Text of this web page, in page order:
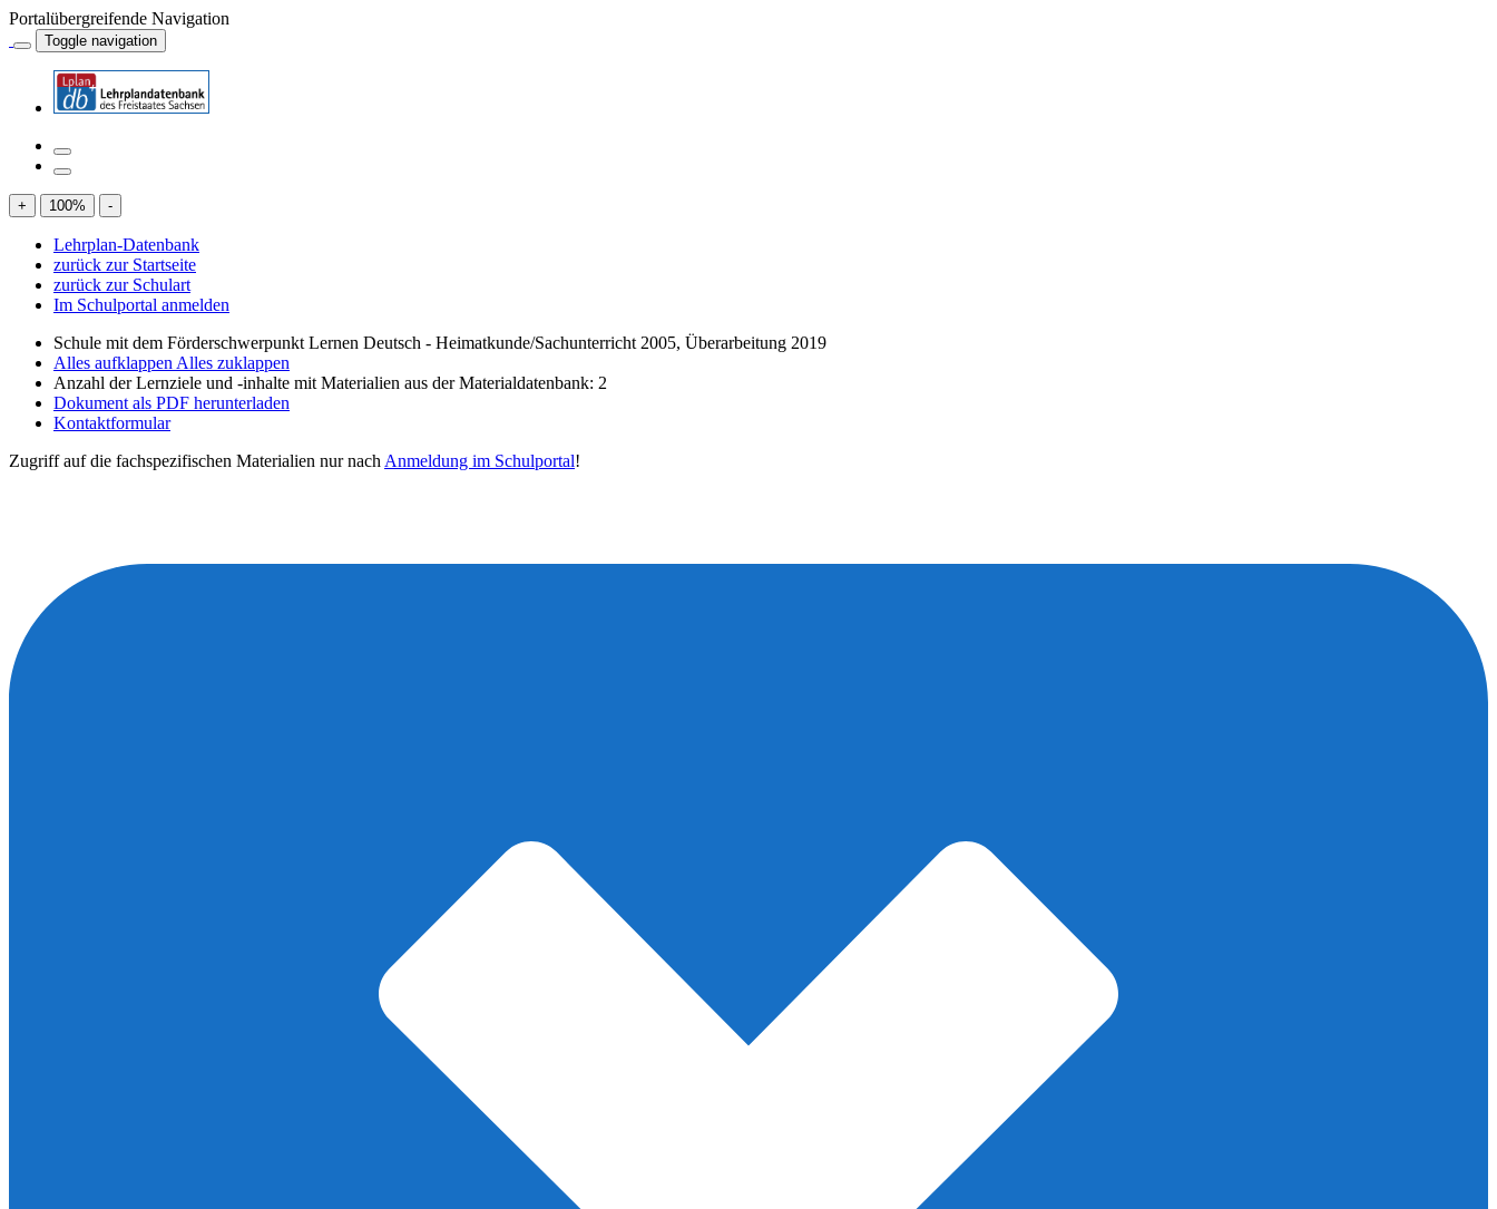
Portalübergreifende Navigation
Toggle navigation
+ 100% -
Lehrplan-Datenbank
zurück zur Startseite
zurück zur Schulart
Im Schulportal anmelden
Schule mit dem Förderschwerpunkt Lernen Deutsch - Heimatkunde/Sachunterricht 2005, Überarbeitung 2019
Alles aufklappen Alles zuklappen
Anzahl der Lernziele und -inhalte mit Materialien aus der Materialdatenbank: 2
Dokument als PDF herunterladen
Kontaktformular
Zugriff auf die fachspezifischen Materialien nur nach Anmeldung im Schulportal!